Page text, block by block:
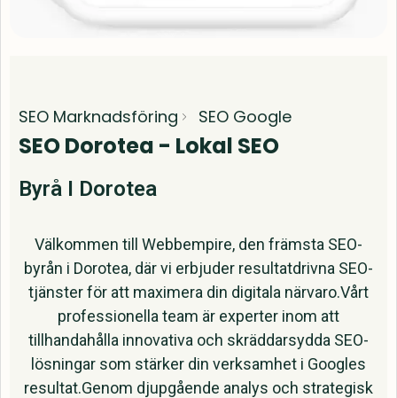
SEO Marknadsföring SEO Google
SEO Dorotea - Lokal SEO
Byrå I Dorotea
Välkommen till Webbempire, den främsta SEO-
byrån i Dorotea, där vi erbjuder resultatdrivna SEO-
tjänster för att maximera din digitala närvaro.Vårt
professionella team är experter inom att
tillhandahålla innovativa och skräddarsydda SEO-
lösningar som stärker din verksamhet i Googles
resultat.Genom djupgående analys och strategisk